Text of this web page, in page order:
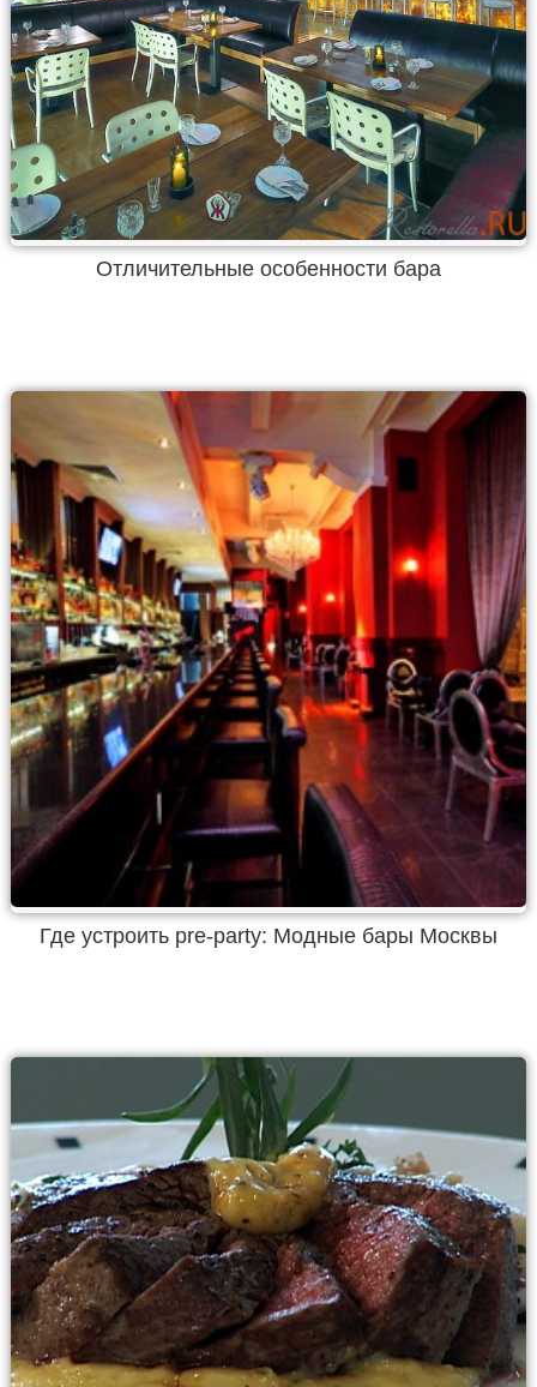
Отличительные особенности бара
Где устроить pre-party: Модные бары Москвы